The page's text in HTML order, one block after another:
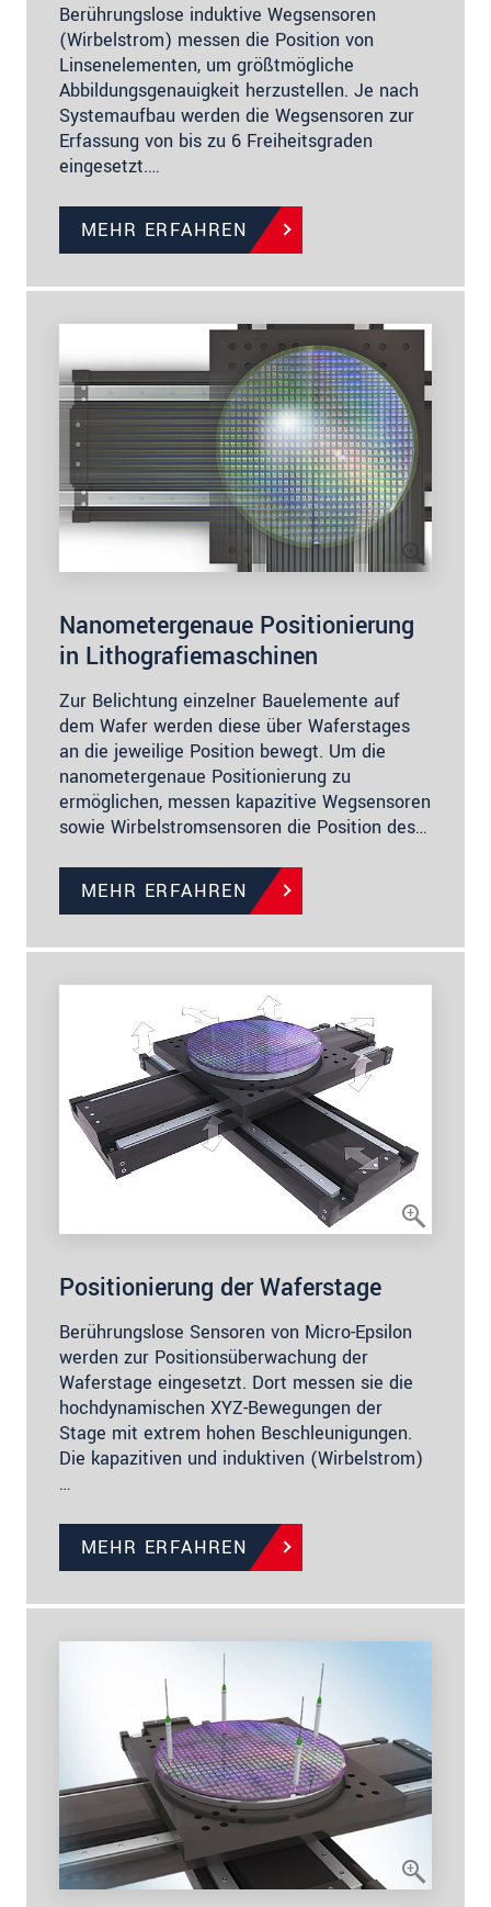
Berührungslose induktive Wegsensoren
(Wirbelstrom) messen die Position von
Linsenelementen, um größtmögliche
Abbildungsgenauigkeit herzustellen. Je nach
Systemaufbau werden die Wegsensoren zur
Erfassung von bis zu 6 Freiheitsgraden
eingesetzt.…
MEHR ERFAHREN
Nanometergenaue Positionierung
in Lithografiemaschinen
Zur Belichtung einzelner Bauelemente auf
dem Wafer werden diese über Waferstages
an die jeweilige Position bewegt. Um die
nanometergenaue Positionierung zu
ermöglichen, messen kapazitive Wegsensoren
sowie Wirbelstromsensoren die Position des…
MEHR ERFAHREN
Positionierung der Waferstage
Berührungslose Sensoren von Micro-Epsilon
werden zur Positionsüberwachung der
Waferstage eingesetzt. Dort messen sie die
hochdynamischen XYZ-Bewegungen der
Stage mit extrem hohen Beschleunigungen.
Die kapazitiven und induktiven (Wirbelstrom)
…
MEHR ERFAHREN